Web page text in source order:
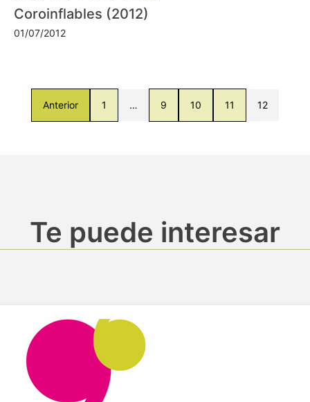
Coroinflables (2012)
01/07/2012
Anterior 1 … 9 10 11 12
Te puede interesar